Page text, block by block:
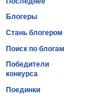
Блогеры
Стань блогером
Поиск по блогам
Победители
конкурса
Поединки